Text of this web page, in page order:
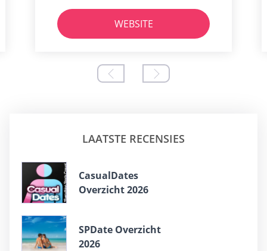
WEBSITE
LAATSTE RECENSIES
СasualDates
Overzicht 2026
SPDate Overzicht
2026